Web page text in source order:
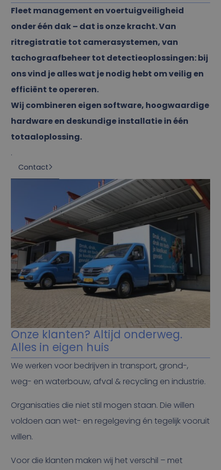
Fleet management en voertuigveiligheid
onder één dak – dat is onze kracht. Van
ritregistratie tot camerasystemen, van
tachograafbeheer tot detectieoplossingen: bij
ons vind je alles wat je nodig hebt om veilig en
efficiënt te opereren.
Wij combineren eigen software, hoogwaardige
hardware en deskundige installatie in één
totaaloplossing.
.
Contact
Onze klanten? Altijd onderweg.
Alles in eigen huis
We werken voor bedrijven in transport, grond-,
weg- en waterbouw, afval & recycling en industrie.
Organisaties die niet stil mogen staan. Die willen
voldoen aan wet- en regelgeving én tegelijk vooruit
willen.
Voor die klanten maken wij het verschil – met